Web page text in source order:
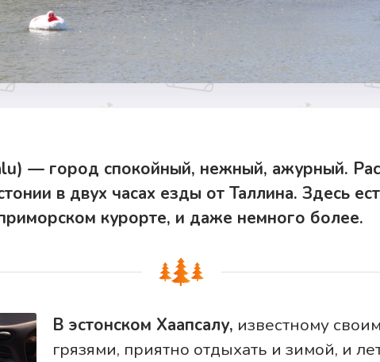
— город спокойный, нежный, ажурный.
в двух часах езды от Таллина. Здесь
курорте, и даже немного более.
В эстонском Хаапсалу, известному
грязями, приятно отдыхать и зимой, и